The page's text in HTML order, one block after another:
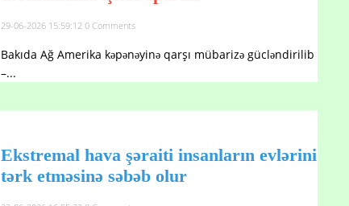
29-06-2026 15:59:12 0 Comments
Bakıda Ağ Amerika kəpənəyinə qarşı mübarizə gücləndirilib
–...
Ekstremal hava şəraiti insanların evlərini
tərk etməsinə səbəb olur